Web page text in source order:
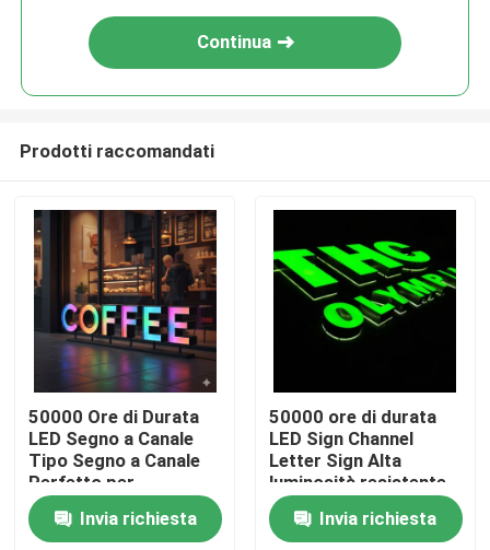
Casa
Prodotti
Circa noi
Continua
Prodotti raccomandati
50000 Ore di Durata
LED Segno a Canale
Tipo Segno a Canale
Perfetto per
Pubblicità al Dettaglio
e Soluzioni di
Invia richiesta
50000 ore di durata
LED Sign Channel
Letter Sign Alta
luminosità resistente
alle intemperie Display
pubblicitarioInvia richiesta